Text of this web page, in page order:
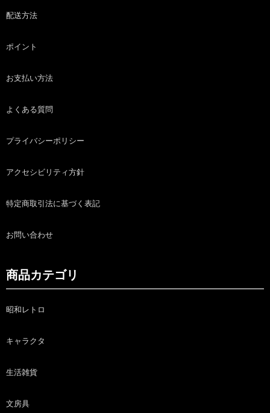
配送方法
ポイント
お支払い方法
よくある質問
プライバシーポリシー
アクセシビリティ方針
特定商取引法に基づく表記
お問い合わせ
商品カテゴリ
昭和レトロ
キャラクタ
生活雑貨
文房具